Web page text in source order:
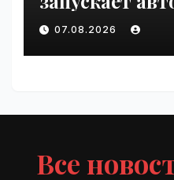
курс по
07.08.2026
Все